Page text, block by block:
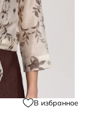
В избранное